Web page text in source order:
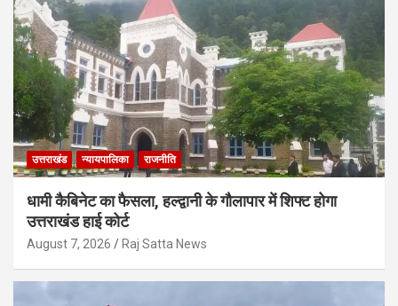
उत्तराखंड न्यायपालिका राजनीति
धामी कैबिनेट का फैसला, हल्द्वानी के गौलापार में शिफ्ट होगा
उत्तराखंड हाई कोर्ट
August 7, 2026 Raj Satta News